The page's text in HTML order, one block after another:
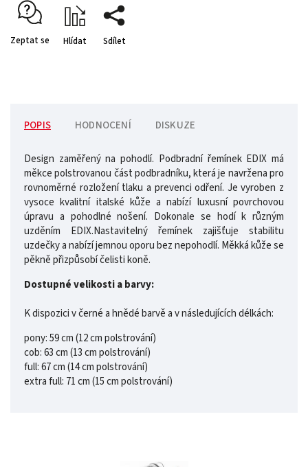
Zeptat se Hlídat Sdílet
POPIS HODNOCENÍ DISKUZE
Design zaměřený na pohodlí. Podbradní řemínek EDIX má
měkce polstrovanou část podbradníku, která je navržena pro
rovnoměrné rozložení tlaku a prevenci odření. Je vyroben z
vysoce kvalitní italské kůže a nabízí luxusní povrchovou
úpravu a pohodlné nošení. Dokonale se hodí k různým
uzděním EDIX.Nastavitelný řemínek zajišťuje stabilitu
uzdečky a nabízí jemnou oporu bez nepohodlí. Měkká kůže se
pěkně přizpůsobí čelisti koně.
Dostupné velikosti a barvy:
K dispozici v černé a hnědé barvě a v následujících délkách:
pony: 59 cm (12 cm polstrování)
cob: 63 cm (13 cm polstrování)
full: 67 cm (14 cm polstrování)
extra full: 71 cm (15 cm polstrování)